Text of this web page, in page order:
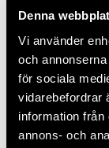
Denna
Vi använder
och
för sociala
vidarebefordrar
information från
annons- och